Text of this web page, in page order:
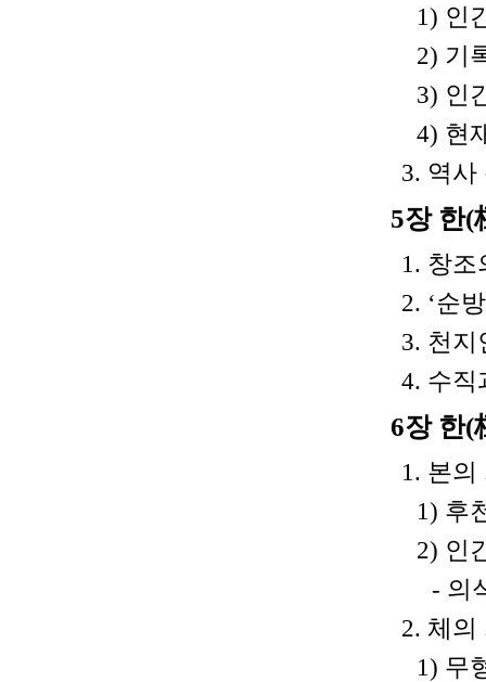
1) 인
2) 기
3) 인
4) 현
3. 역사
5장 한(
1. 창
2. ‘순
3. 천지
4. 수직
6장 한(
1. 본의
1) 후
2) 인
- 의
2. 체의
1) 무